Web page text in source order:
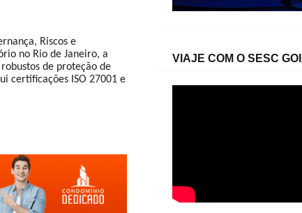
Riscos e
no Rio de Janeiro, a
de proteção de
certificações ISO 27001 e
VIAJE COM O SESC